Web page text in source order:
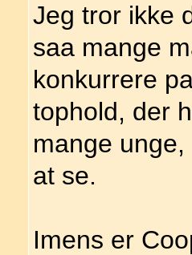
Jeg tror ikke
saa mange
konkurrere
tophold, der
mange
at se.
Imens er